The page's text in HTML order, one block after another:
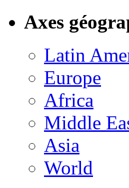
Axes
Latin
Europe
Africa
Middle
Asia
World